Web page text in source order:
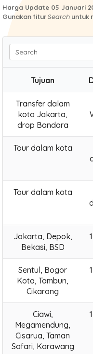
Harga Update 05 Januari
Gunakan fiturSearch untuk
Search
Tujuan
Transfer dalam
kota Jakarta,
drop Bandara
Tour dalam kota
Tour dalam kota
Jakarta, Depok,
Bekasi, BSD
Sentul, Bogor
Kota, Tambun,
Cikarang
Ciawi,
Megamendung,
Cisarua, Taman
Safari, Karawang